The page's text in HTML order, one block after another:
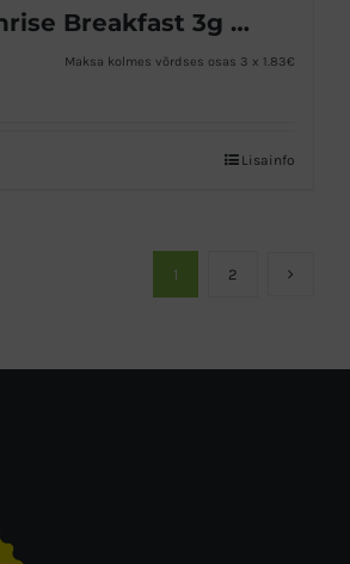
JUST T Sunrise Breakfast 3g x 20tk
Maksa kolmes võrdses osas 3 x 1.83€
Lisainfo
1 2